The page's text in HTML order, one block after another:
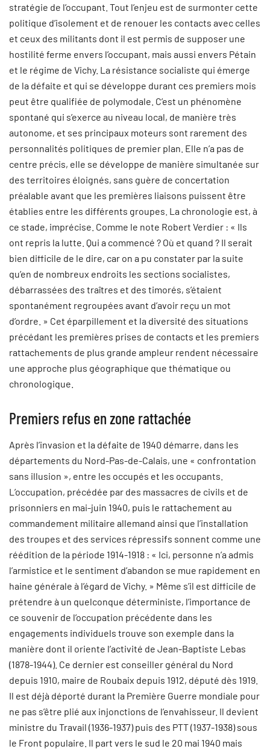
stratégie de l’occupant. Tout l’enjeu est de surmonter cette
politique d’isolement et de renouer les contacts avec celles
et ceux des militants dont il est permis de supposer une
hostilité ferme envers l’occupant, mais aussi envers Pétain
et le régime de Vichy. La résistance socialiste qui émerge
de la défaite et qui se développe durant ces premiers mois
peut être qualifiée de polymodale. C’est un phénomène
spontané qui s’exerce au niveau local, de manière très
autonome, et ses principaux moteurs sont rarement des
personnalités politiques de premier plan. Elle n’a pas de
centre précis, elle se développe de manière simultanée sur
des territoires éloignés, sans guère de concertation
préalable avant que les premières liaisons puissent être
établies entre les différents groupes. La chronologie est, à
ce stade, imprécise. Comme le note Robert Verdier : « Ils
ont repris la lutte. Qui a commencé ? Où et quand ? Il serait
bien difficile de le dire, car on a pu constater par la suite
qu’en de nombreux endroits les sections socialistes,
débarrassées des traîtres et des timorés, s’étaient
spontanément regroupées avant d’avoir reçu un mot
d’ordre. » Cet éparpillement et la diversité des situations
précédant les premières prises de contacts et les premiers
rattachements de plus grande ampleur rendent nécessaire
une approche plus géographique que thématique ou
chronologique.
Premiers refus en zone rattachée
Après l’invasion et la défaite de 1940 démarre, dans les
départements du Nord-Pas-de-Calais, une « confrontation
sans illusion », entre les occupés et les occupants.
L’occupation, précédée par des massacres de civils et de
prisonniers en mai-juin 1940, puis le rattachement au
commandement militaire allemand ainsi que l’installation
des troupes et des services répressifs sonnent comme une
réédition de la période 1914-1918 : « Ici, personne n’a admis
l’armistice et le sentiment d’abandon se mue rapidement en
haine générale à l’égard de Vichy. » Même s’il est difficile de
prétendre à un quelconque déterministe, l’importance de
ce souvenir de l’occupation précédente dans les
engagements individuels trouve son exemple dans la
manière dont il oriente l’activité de Jean-Baptiste Lebas
(1878-1944). Ce dernier est conseiller général du Nord
depuis 1910, maire de Roubaix depuis 1912, député dès 1919.
Il est déjà déporté durant la Première Guerre mondiale pour
ne pas s’être plié aux injonctions de l’envahisseur. Il devient
ministre du Travail (1936-1937) puis des PTT (1937-1938) sous
le Front populaire. Il part vers le sud le 20 mai 1940 mais